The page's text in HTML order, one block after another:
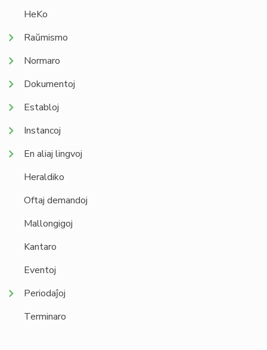
HeKo
Raŭmismo
Normaro
Dokumentoj
Establoj
Instancoj
En aliaj lingvoj
Heraldiko
Oftaj demandoj
Mallongigoj
Kantaro
Eventoj
Periodaĵoj
Terminaro